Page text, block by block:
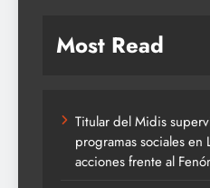
Most Read
Titular del Midis
programas sociales
acciones frente al